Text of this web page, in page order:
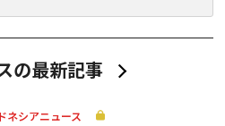
の最新記事
ネシアニュース